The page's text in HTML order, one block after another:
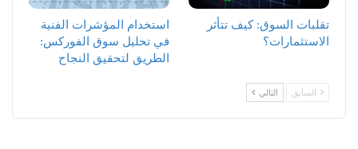
تقلبات السوق: كيف تتأثر
الاستثمارات؟
استخدام المؤشرات الفنية
في تحليل سوق الفوركس:
الطريق لتحقيق النجاح
السابق التالي